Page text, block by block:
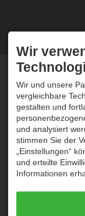
KONTAKT
Tramino
Peter Traskalik
Weststrasse 30
87561 Oberstdorf
DEUTSCHLAND
Tel.+49 8322 300
service@tramino.de
SUPPORT
Haben Sie ein
System?
Wir
Wir und unsere
vergleichbare
gestalten und
und analysiert
stimmen Sie der
„Einstellungen“
und erteilte
Informationen